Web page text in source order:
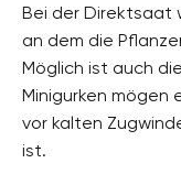
Bei der Direktsaat
an dem die
Möglich ist auch
Minigurken mögen
vor kalten
ist.